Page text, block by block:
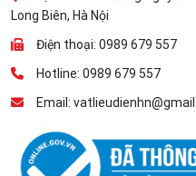
Long Biên, Hà Nội
Điện thoại: 0989 679 557
Hotline: 0989 679 557
Email: